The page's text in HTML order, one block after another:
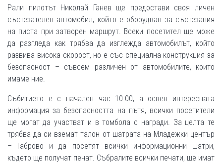
Рали пилотът Николай Ганев ще предостави своя личен
състезателен автомобил, който е оборудван за състезания
на писта при затворен маршрут. Всеки посетител ще може
да разгледа как трябва да изглежда автомобилът, който
развива висока скорост, но е със специална конструкция за
безопасност – съвсем различен от автомобилите, които
имаме ние.
Събитието е с начален час 10.00, а освен интересната
информация за безопасността на пътя, всички посетители
ще могат да участват и в томбола с награди. За целта те
трябва да си вземат талон от шатрата на Младежки център
– Габрово и да посетят всички информационни шатри,
където ще получат печат. Събралите всички печати, ще имат